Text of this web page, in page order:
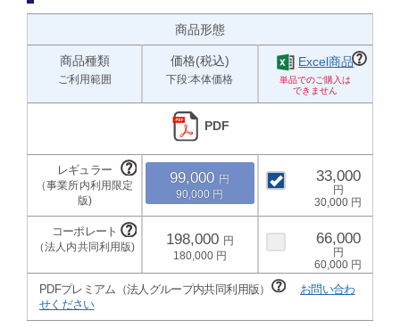
商品形態
商品種類
ご利用範囲
価格(税込)
下段:本体価格
Excel商品
PDF
99,000
90,000
33,000
30,000
198,000
180,000
66,000
60,000
PDFプレミアム（法人グループ内共同利用版）
お問い合わ
せください